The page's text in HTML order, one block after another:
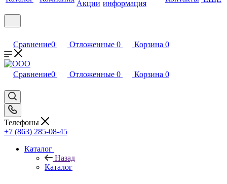
Акции информация
Сравнение0 Отложенные 0 Корзина 0
Сравнение0 Отложенные 0 Корзина 0
Телефоны
+7 (863) 285-08-45
Каталог
Назад
Каталог